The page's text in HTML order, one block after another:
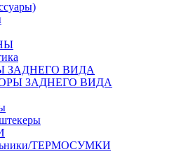
ЗАДНЕГО ВИДА
ЗАДНЕГО ВИДА
ТЕРМОСУМКИ